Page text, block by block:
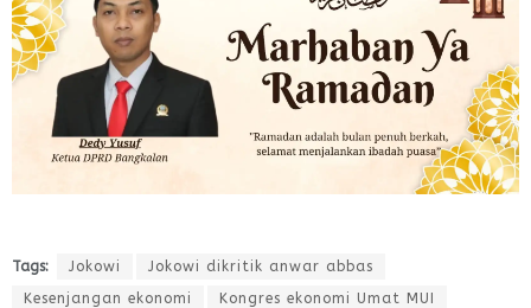
Tags: Jokowi
Jokowi dikritik anwar abbas
Kesenjangan ekonomi
Kongres ekonomi Umat MUI